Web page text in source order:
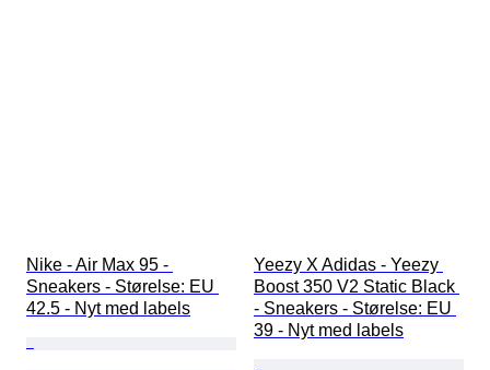
Nike - Air Max 95 -
Sneakers - Størelse: EU
42.5 - Nyt med labels
Yeezy X Adidas - Yeezy
Boost 350 V2 Static Black
- Sneakers - Størelse: EU
39 - Nyt med labels